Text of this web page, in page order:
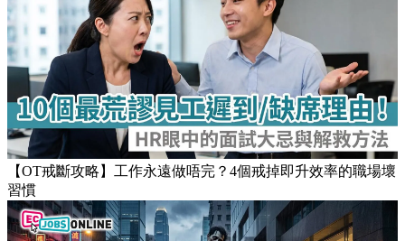
Popular Articles